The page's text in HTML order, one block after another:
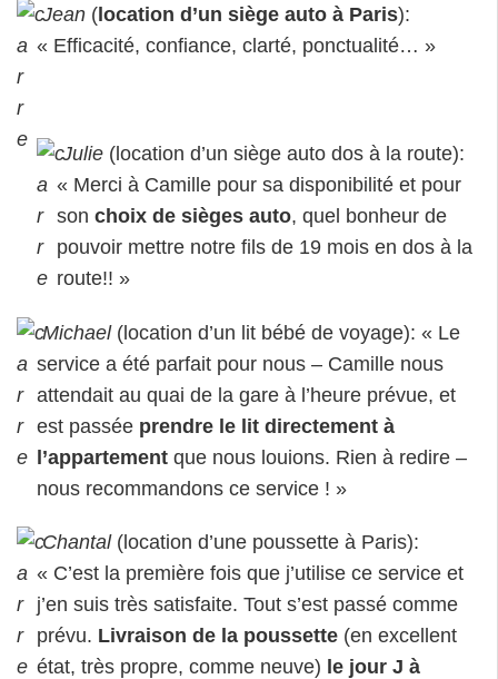
Jean (location d’un siège auto à Paris):
« Efficacité, confiance, clarté, ponctualité… »
Julie (location d’un siège auto dos à la route):
« Merci à Camille pour sa disponibilité et pour
son choix de sièges auto, quel bonheur de
pouvoir mettre notre fils de 19 mois en dos à la
route!! »
Michael(location d’un lit bébé de voyage): « Le
service a été parfait pour nous – Camille nous
attendait au quai de la gare à l’heure prévue, et
est passée prendre le lit directement à
l’appartement que nous louions. Rien à redire –
nous recommandons ce service ! »
Chantal(location d’une poussette à Paris):
« C’est la première fois que j’utilise ce service et
j’en suis très satisfaite. Tout s’est passé comme
prévu. Livraison de la poussette (en excellent
état, très propre, comme neuve) le jour J à